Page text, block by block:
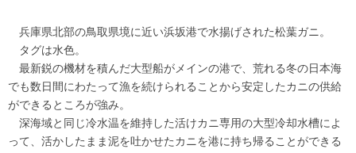
兵庫県北部の鳥取県境に近い浜坂港で水揚げされた松葉ガニ。
タグは水色。
最新鋭の機材を積んだ大型船がメインの港で、荒れる冬の日本海
でも数日間にわたって漁を続けられることから安定したカニの供給
ができるところが強み。
深海域と同じ冷水温を維持した活けカニ専用の大型冷却水槽によ
って、活かしたまま泥を吐かせたカニを港に持ち帰ることができる